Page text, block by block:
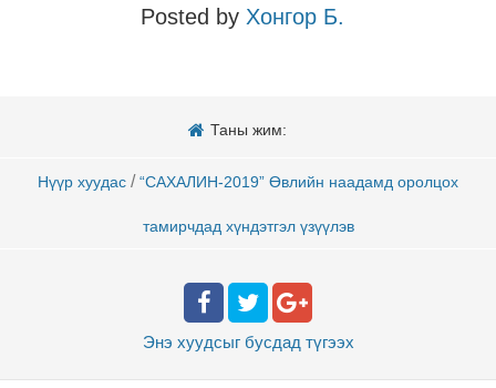
Posted by Хонгор Б.
Таны жим:
Нүүр хуудас / “САХАЛИН-2019” Өвлийн наадамд оролцох
тамирчдад хүндэтгэл үзүүлэв
Энэ хуудсыг бусдад түгээх